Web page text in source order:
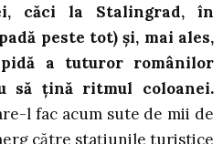
căci la Stalingrad, în
peste tot) şi, mai ales,
a tuturor românilor
să ţină ritmul coloanei.
l fac acum sute de mii de
către staţiunile turistice